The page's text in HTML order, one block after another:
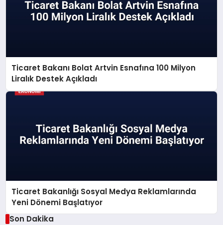
Ticaret Bakanı Bolat Artvin Esnafına 100 Milyon
Liralık Destek Açıkladı
Ticaret Bakanlığı Sosyal Medya Reklamlarında
Yeni Dönemi Başlatıyor
Son Dakika